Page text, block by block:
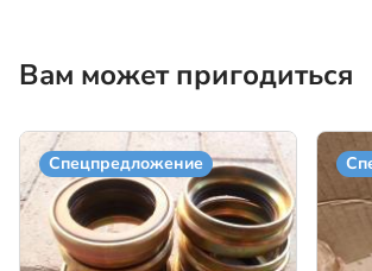
Вам может пригодиться
Спецпредложение